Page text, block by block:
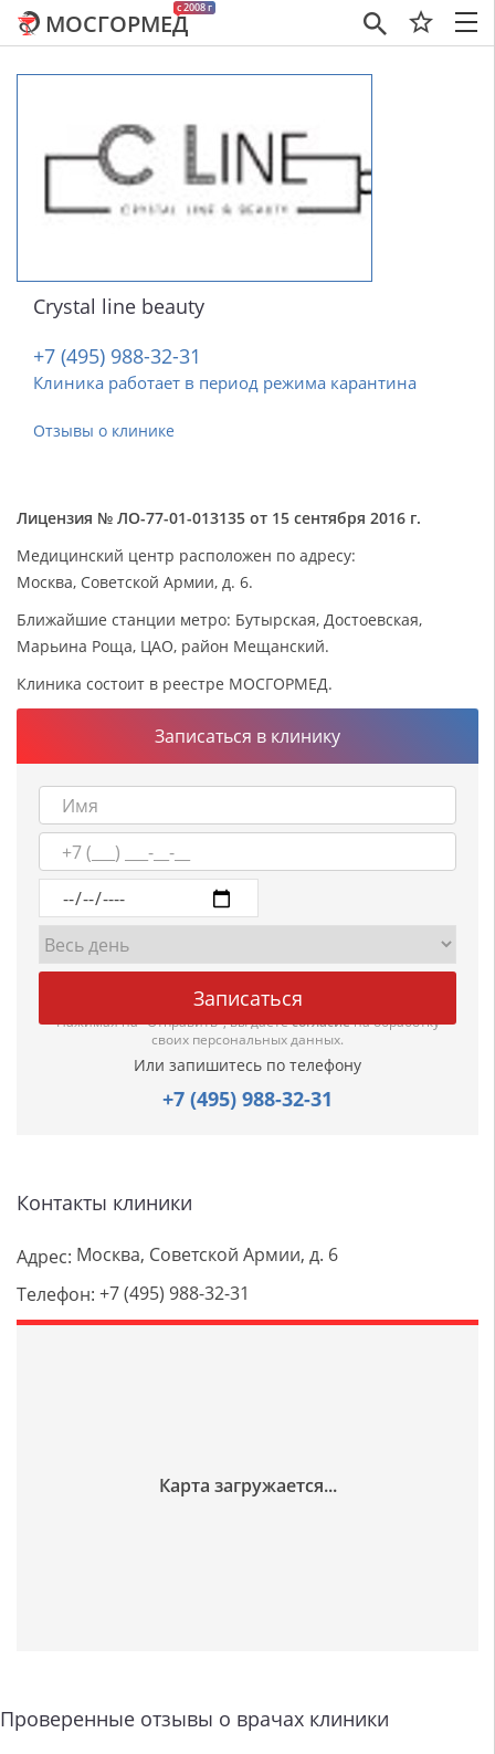
×
c 2008 г
МОСГОРМЕД
Crystal line beauty
+7 (495) 988-32-31
Клиника работает в период режима карантина
Отзывы о клинике
Лицензия № ЛО-77-01-013135 от 15 сентября 2016 г.
Медицинский центр расположен по адресу:
Москва, Советской Армии, д. 6.
Ближайшие станции метро: Бутырская, Достоевская,
Марьина Роща, ЦАО, район Мещанский.
Клиника состоит в реестре МОСГОРМЕД.
Записаться в клинику
Нажимая на "Отправить", вы даетесогласиена обработку
своих персональных данных.
Или запишитесь по телефону
+7 (495) 988-32-31
Контакты клиники
Адрес: Москва, Советской Армии, д. 6
Телефон: +7 (495) 988-32-31
Проверенные отзывы о врачах клиники